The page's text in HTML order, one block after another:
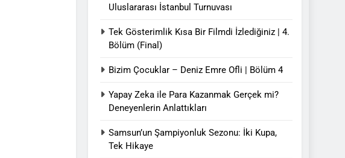
Uluslararası İstanbul Turnuvası
Tek Gösterimlik Kısa Bir Filmdi İzlediğiniz | 4.
Bölüm (Final)
Bizim Çocuklar – Deniz Emre Ofli | Bölüm 4
Yapay Zeka ile Para Kazanmak Gerçek mi?
Deneyenlerin Anlattıkları
Samsun’un Şampiyonluk Sezonu: İki Kupa,
Tek Hikaye